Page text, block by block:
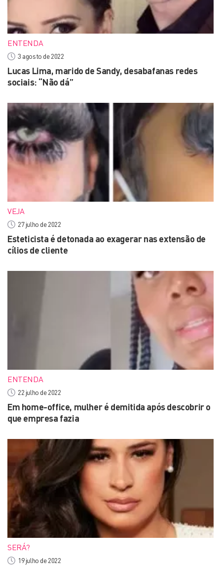
ENTENDA
3 agosto de 2022
Lucas Lima, marido de Sandy, desabafanas redes
sociais: “Não dá”
VEJA
27 julho de 2022
Esteticista é detonada ao exagerar nas extensão de
cílios de cliente
ENTENDA
22 julho de 2022
Em home-office, mulher é demitida após descobrir o
que empresa fazia
SERÁ?
19 julho de 2022